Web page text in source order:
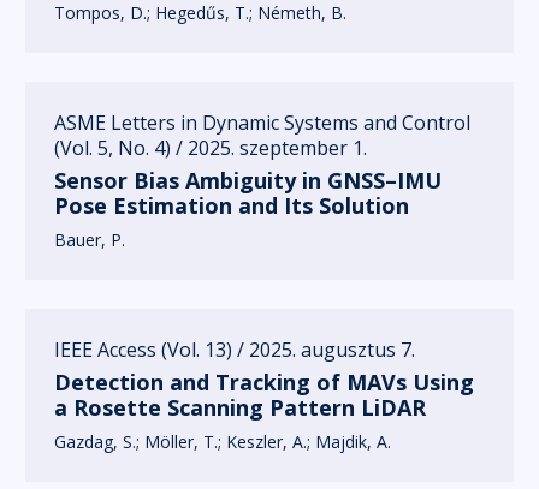
Tompos, D. Hegedűs, T. Németh, B.
ASME Letters in Dynamic Systems and Control
(Vol. 5, No. 4) / 2025. szeptember 1.
Sensor Bias Ambiguity in GNSS–IMU
Pose Estimation and Its Solution
Bauer, P.
IEEE Access (Vol. 13) / 2025. augusztus 7.
Detection and Tracking of MAVs Using
a Rosette Scanning Pattern LiDAR
Gazdag, S. Möller, T. Keszler, A. Majdik, A.